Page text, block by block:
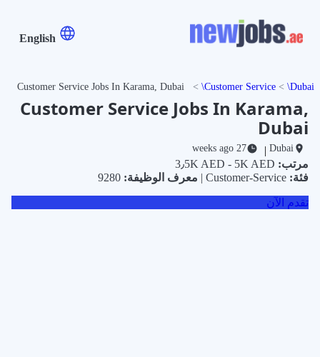
English
Dubai
Customer Service
Customer Service Jobs In Karama, Dubai
Customer Service Jobs In Karama,
Dubai
Dubai
|
27 weeks ago
مرتب:
فئة:
معرف الوظيفة:
تقدم الآن